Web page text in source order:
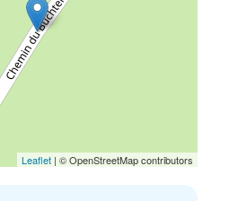
Leaflet | © OpenStreetMap contributors